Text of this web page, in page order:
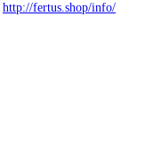
http://fertus.shop/info/